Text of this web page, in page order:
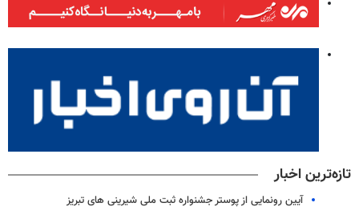
تازه‌ترین اخبار
آیین رونمایی از پوستر جشنواره ثبت ملی شیرینی های تبریز